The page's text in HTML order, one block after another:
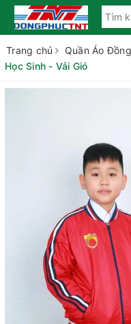
Trang chủ Quần Áo
Học Sinh - Vải Gió